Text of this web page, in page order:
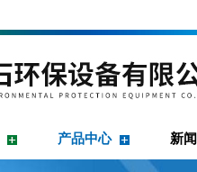
产品中心 新